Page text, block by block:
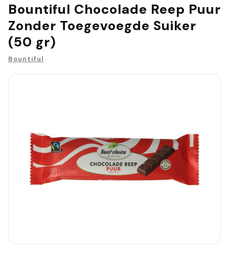
Bountiful Chocolade Reep Puur
Zonder Toegevoegde Suiker
(50 gr)
Bountiful